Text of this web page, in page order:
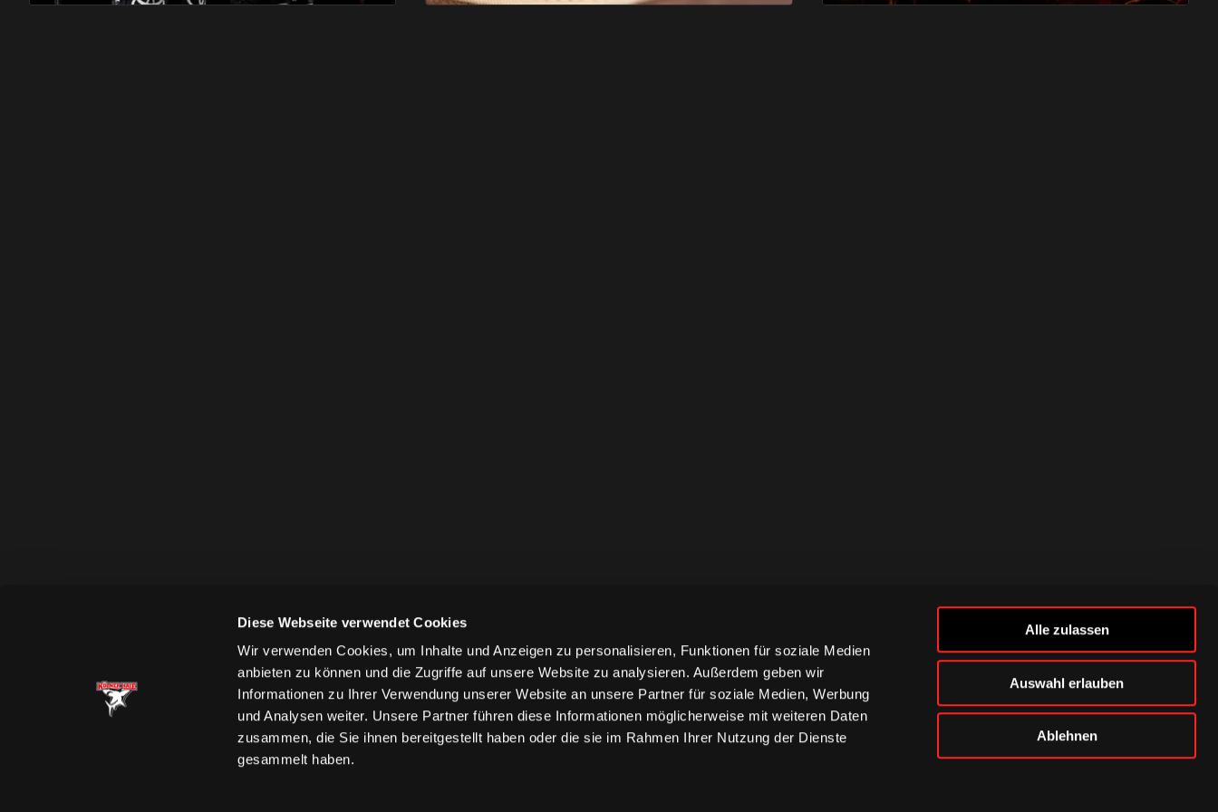
Diese Webseite verwendet Cookies
Wir verwenden Cookies, um Inhalte und Anzeigen zu personalisieren, Funktionen für soziale Medien
anbieten zu können und die Zugriffe auf unsere Website zu analysieren. Außerdem geben wir
Informationen zu Ihrer Verwendung unserer Website an unsere Partner für soziale Medien, Werbung
und Analysen weiter. Unsere Partner führen diese Informationen möglicherweise mit weiteren Daten
zusammen, die Sie ihnen bereitgestellt haben oder die sie im Rahmen Ihrer Nutzung der Dienste
gesammelt haben.
Alle zulassen
Auswahl erlauben
Ablehnen